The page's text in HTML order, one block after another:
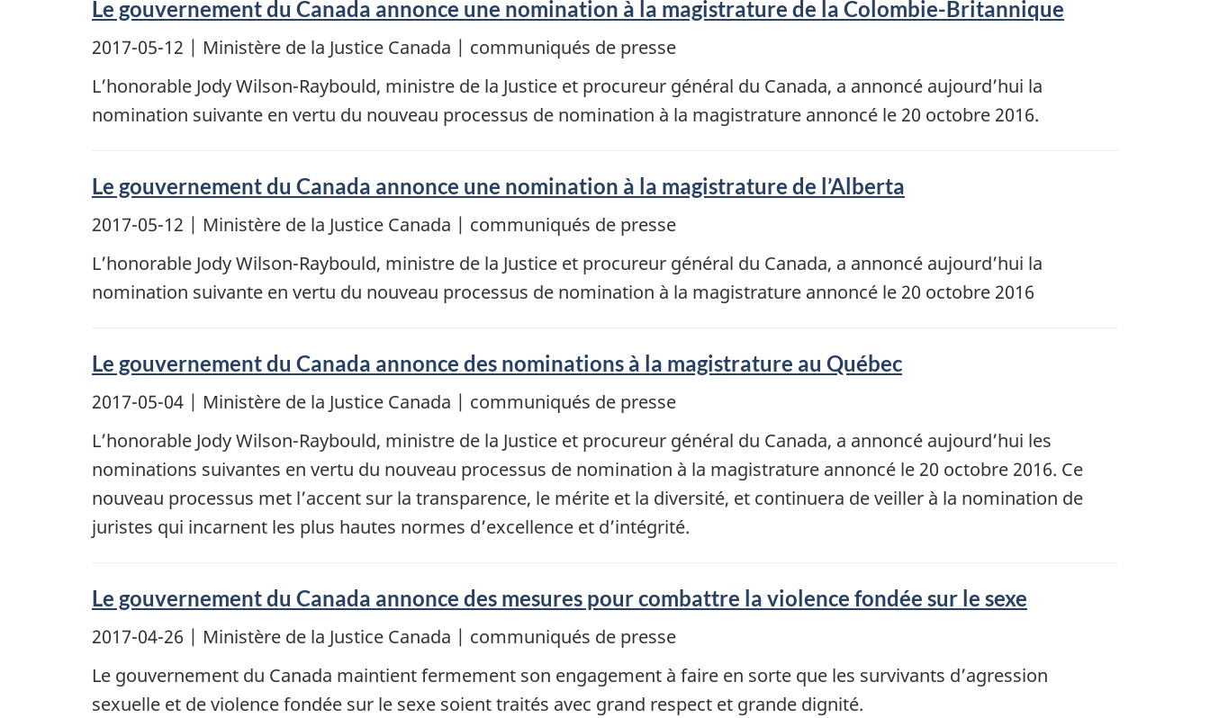
Le gouvernement du Canada annonce une nomination à la magistrature de la Colombie-Britannique
2017-05-12 | Ministère de la Justice Canada | communiqués de presse
L’honorable Jody Wilson-Raybould, ministre de la Justice et procureur général du Canada, a annoncé aujourd’hui la
nomination suivante en vertu du nouveau processus de nomination à la magistrature annoncé le 20 octobre 2016.
Le gouvernement du Canada annonce une nomination à la magistrature de l’Alberta
2017-05-12 | Ministère de la Justice Canada | communiqués de presse
L’honorable Jody Wilson-Raybould, ministre de la Justice et procureur général du Canada, a annoncé aujourd’hui la
nomination suivante en vertu du nouveau processus de nomination à la magistrature annoncé le 20 octobre 2016
Le gouvernement du Canada annonce des nominations à la magistrature au Québec
2017-05-04 | Ministère de la Justice Canada | communiqués de presse
L’honorable Jody Wilson-Raybould, ministre de la Justice et procureur général du Canada, a annoncé aujourd’hui les
nominations suivantes en vertu du nouveau processus de nomination à la magistrature annoncé le 20 octobre 2016. Ce
nouveau processus met l’accent sur la transparence, le mérite et la diversité, et continuera de veiller à la nomination de
juristes qui incarnent les plus hautes normes d’excellence et d’intégrité.
Le gouvernement du Canada annonce des mesures pour combattre la violence fondée sur le sexe
2017-04-26 | Ministère de la Justice Canada | communiqués de presse
Le gouvernement du Canada maintient fermement son engagement à faire en sorte que les survivants d’agression
sexuelle et de violence fondée sur le sexe soient traités avec grand respect et grande dignité.